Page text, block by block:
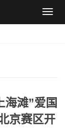
导
海滩”爱国
京赛区开